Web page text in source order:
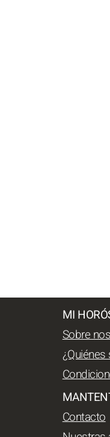
MI
Sobre
Contacto